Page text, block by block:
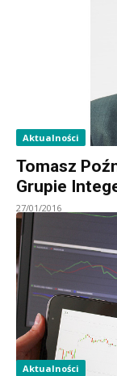
Aktualności
Tomasz
Grupie
27/01/2016
Aktualności